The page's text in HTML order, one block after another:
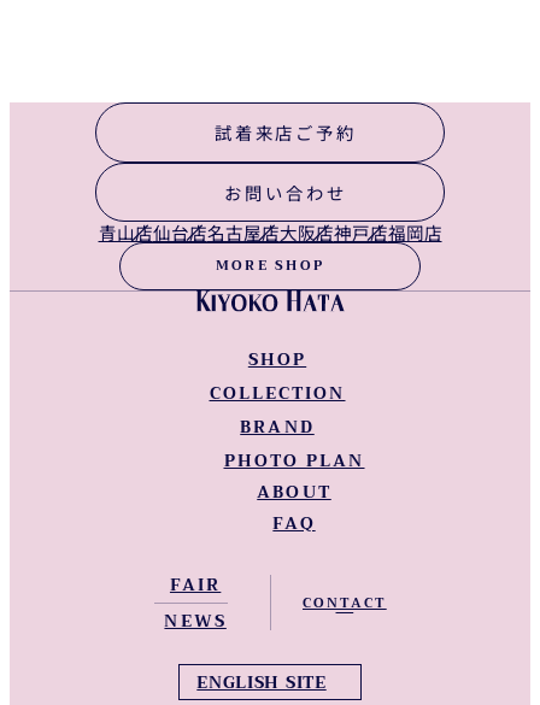
囲で対応いたします。当社対応窓口までお申し出下さい。当店は、お客様の個人情報の保
護に関係する日本の法令その他の規範を遵守するとともに、本ポリシーを含むコンプライ
アンスプログラムの内容を継続的に見直し、その改善に努めます。
試着来店ご予約
お問い合わせ
青山店仙台店名古屋店大阪店神戸店福岡店
MORE SHOP
FAIR
NEWS
SHOP
青山店
仙台店
名古屋店
福岡店
COLLECTION
NEW LINEUP
WEDDING DRESS
COLOR DRESS
KIMONO
BRAND
KIYOKO HATA WEDDINGS
KIYOKO HATA
KIYOKO HATA Barcelona
PHOTO PLAN
ABOUT
FAQ
ENGLISH SITE